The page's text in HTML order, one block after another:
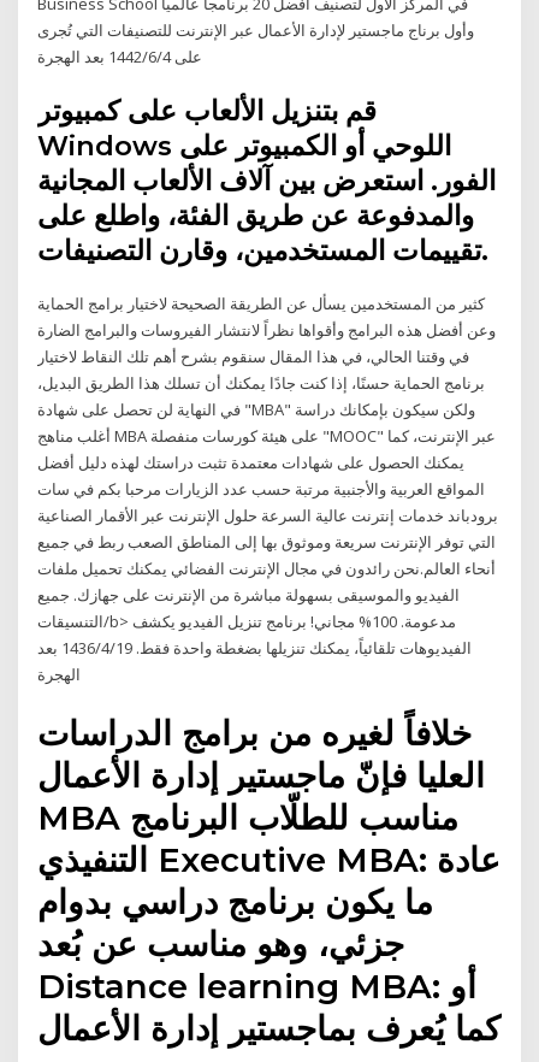
وأول برناج ماجستير لإدارة الأعمال عبر الإنترنت للتصنيفات التي تُجرى
على 4‏‏/6‏‏/1442 بعد الهجرة
قم بتنزيل الألعاب على كمبيوتر
Windows اللوحي أو الكمبيوتر على
الفور. استعرض بين آلاف الألعاب المجانية
والمدفوعة عن طريق الفئة، واطلع على
تقييمات المستخدمين، وقارن التصنيفات.
كثير من المستخدمين يسأل عن الطريقة الصحيحة لاختيار برامج الحماية
وعن أفضل هذه البرامج وأقواها نظراً لانتشار الفيروسات والبرامج الضارة
في وقتنا الحالي، في هذا المقال سنقوم بشرح أهم تلك النقاط لاختيار
برنامج الحماية حسنًا، إذا كنت جادًا يمكنك أن تسلك هذا الطريق البديل،
في النهاية لن تحصل على شهادة "MBA" ولكن سيكون بإمكانك دراسة
أغلب مناهج MBA على هيئة كورسات منفصلة "MOOC" عبر الإنترنت، كما
يمكنك الحصول على شهادات معتمدة تثبت دراستك لهذه دليل أفضل
المواقع العربية والأجنبية مرتبة حسب عدد الزيارات مرحبا بكم في سات
برودباند خدمات إنترنت عالية السرعة حلول الإنترنت عبر الأقمار الصناعية
التي توفر الإنترنت سريعة وموثوق بها إلى المناطق الصعب ربط في جميع
أنحاء العالم.نحن رائدون في مجال الإنترنت الفضائي يمكنك تحميل ملفات
الفيديو والموسيقى بسهولة مباشرة من الإنترنت على جهازك. جميع
التنسيقات/b> مدعومة. 100% مجاني! برنامج تنزيل الفيديو يكشف
الفيديوهات تلقائياً، يمكنك تنزيلها بضغطة واحدة فقط. 19‏‏/4‏‏/1436 بعد
الهجرة
خلافاً لغيره من برامج الدراسات
العليا فإنّ ماجستير إدارة الأعمال
MBA مناسب للطلّاب البرنامج
التنفيذي Executive MBA: عادة
ما يكون برنامج دراسي بدوام
جزئي، وهو مناسب عن بُعد
Distance learning MBA: أو
كما يُعرف بماجستير إدارة الأعمال